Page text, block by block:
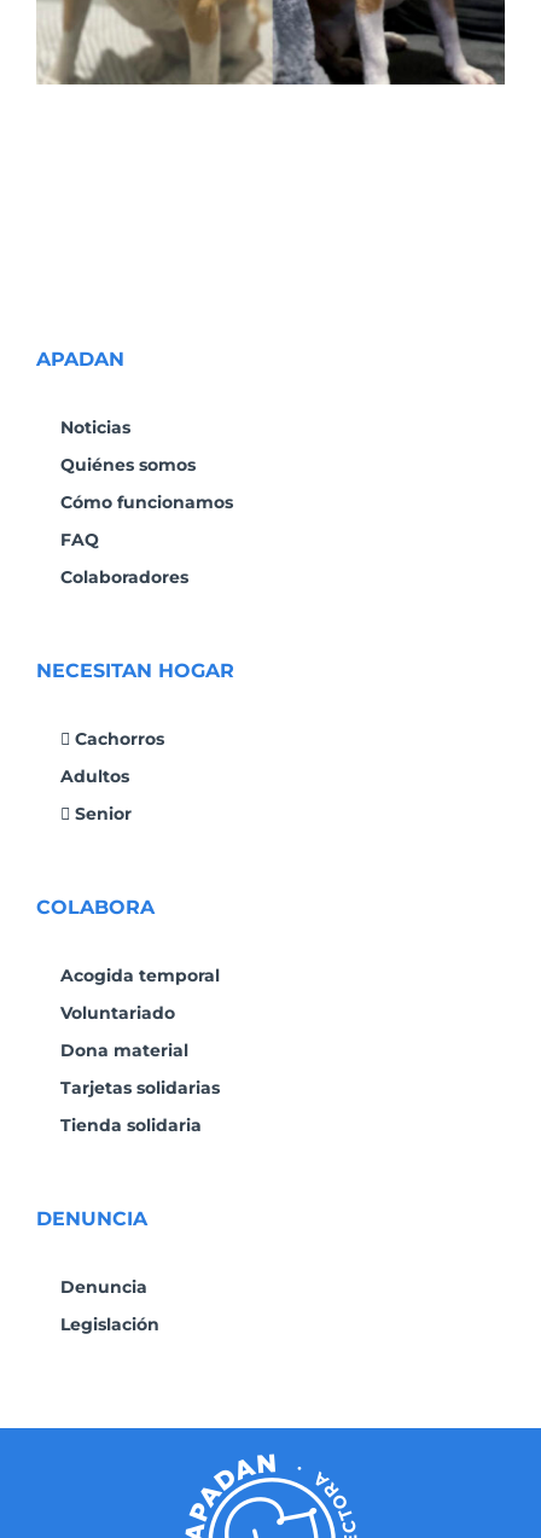
APADAN
Noticias
Quiénes somos
Cómo funcionamos
FAQ
Colaboradores
NECESITAN HOGAR
Cachorros
Adultos
Senior
COLABORA
Acogida temporal
Voluntariado
Dona material
Tarjetas solidarias
Tienda solidaria
DENUNCIA
Denuncia
Legislación